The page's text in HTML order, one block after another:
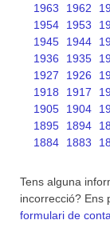
1963
1962
1954
1953
1945
1944
1936
1935
1927
1926
1918
1917
1905
1904
1895
1894
1884
1883
Tens alguna
incorrecció? Ens
formulari de